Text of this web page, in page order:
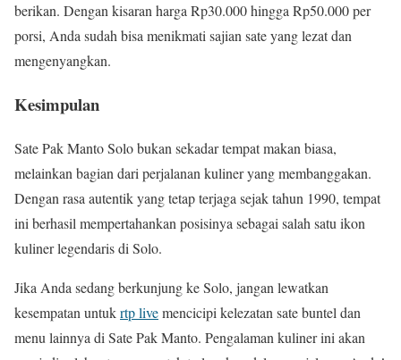
berikan. Dengan kisaran harga Rp30.000 hingga Rp50.000 per
porsi, Anda sudah bisa menikmati sajian sate yang lezat dan
mengenyangkan.
Kesimpulan
Sate Pak Manto Solo bukan sekadar tempat makan biasa,
melainkan bagian dari perjalanan kuliner yang membanggakan.
Dengan rasa autentik yang tetap terjaga sejak tahun 1990, tempat
ini berhasil mempertahankan posisinya sebagai salah satu ikon
kuliner legendaris di Solo.
Jika Anda sedang berkunjung ke Solo, jangan lewatkan
kesempatan untukrtp livemencicipi kelezatan sate buntel dan
menu lainnya di Sate Pak Manto. Pengalaman kuliner ini akan